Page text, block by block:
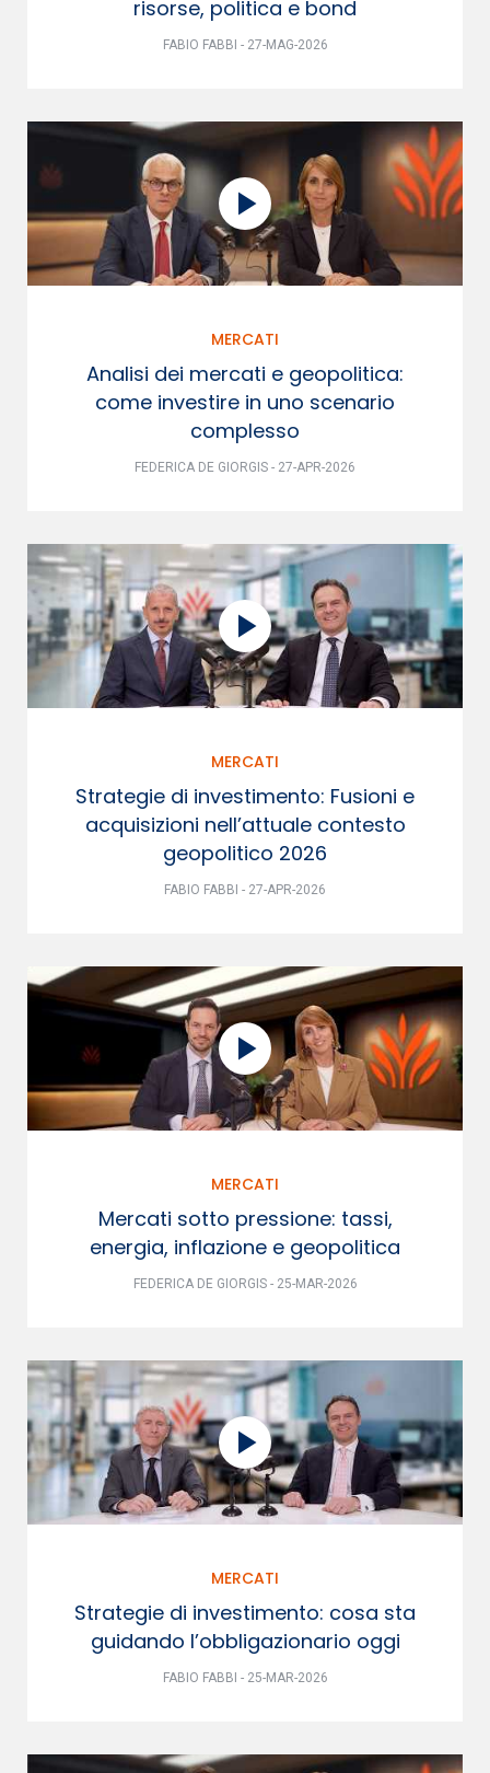
risorse, politica e bond
FABIO FABBI - 27-MAG-2026
MERCATI
Analisi dei mercati e geopolitica:
come investire in uno scenario
complesso
FEDERICA DE GIORGIS - 27-APR-2026
MERCATI
Strategie di investimento: Fusioni e
acquisizioni nell’attuale contesto
geopolitico 2026
FABIO FABBI - 27-APR-2026
MERCATI
Mercati sotto pressione: tassi,
energia, inflazione e geopolitica
FEDERICA DE GIORGIS - 25-MAR-2026
MERCATI
Strategie di investimento: cosa sta
guidando l’obbligazionario oggi
FABIO FABBI - 25-MAR-2026